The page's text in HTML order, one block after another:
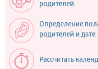
родителей
Определение
родителей и дате
Рассчитать